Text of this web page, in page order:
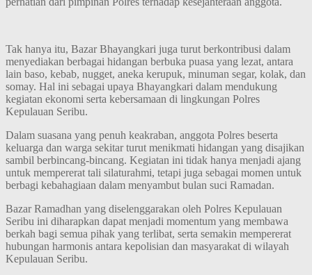
Tak hanya itu, Bazar Bhayangkari juga turut berkontribusi dalam
menyediakan berbagai hidangan berbuka puasa yang lezat, antara
lain baso, kebab, nugget, aneka kerupuk, minuman segar, kolak, dan
somay. Hal ini sebagai upaya Bhayangkari dalam mendukung
kegiatan ekonomi serta kebersamaan di lingkungan Polres
Kepulauan Seribu.
Dalam suasana yang penuh keakraban, anggota Polres beserta
keluarga dan warga sekitar turut menikmati hidangan yang disajikan
sambil berbincang-bincang. Kegiatan ini tidak hanya menjadi ajang
untuk mempererat tali silaturahmi, tetapi juga sebagai momen untuk
berbagi kebahagiaan dalam menyambut bulan suci Ramadan.
Bazar Ramadhan yang diselenggarakan oleh Polres Kepulauan
Seribu ini diharapkan dapat menjadi momentum yang membawa
berkah bagi semua pihak yang terlibat, serta semakin mempererat
hubungan harmonis antara kepolisian dan masyarakat di wilayah
Kepulauan Seribu.